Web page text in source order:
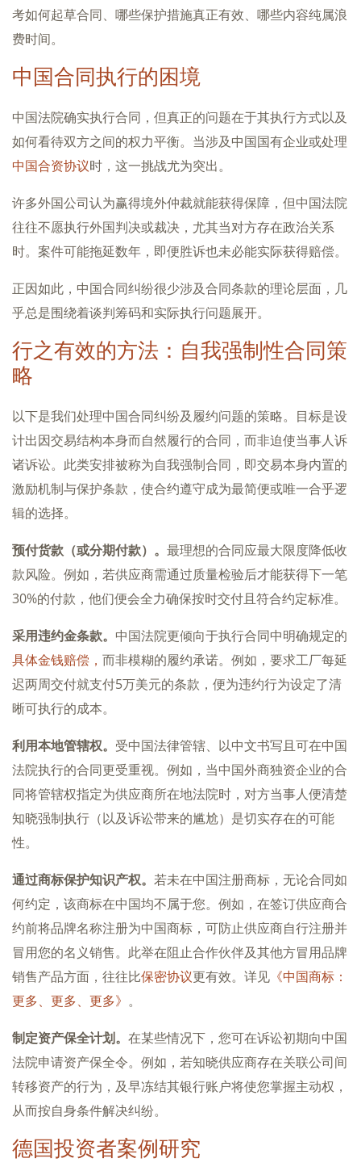
考如何起草合同、哪些保护措施真正有效、哪些内容纯属浪
费时间。
中国合同执行的困境
中国法院确实执行合同，但真正的问题在于其执行方式以及
如何看待双方之间的权力平衡。当涉及中国国有企业或处理
中国合资协议时，这一挑战尤为突出。
许多外国公司认为赢得境外仲裁就能获得保障，但中国法院
往往不愿执行外国判决或裁决，尤其当对方存在政治关系
时。案件可能拖延数年，即便胜诉也未必能实际获得赔偿。
正因如此，中国合同纠纷很少涉及合同条款的理论层面，几
乎总是围绕着谈判筹码和实际执行问题展开。
行之有效的方法：自我强制性合同策
略
以下是我们处理中国合同纠纷及履约问题的策略。目标是设
计出因交易结构本身而自然履行的合同，而非迫使当事人诉
诸诉讼。此类安排被称为自我强制合同，即交易本身内置的
激励机制与保护条款，使合约遵守成为最简便或唯一合乎逻
辑的选择。
预付货款（或分期付款）。 最理想的合同应最大限度降低收
款风险。例如，若供应商需通过质量检验后才能获得下一笔
30%的付款，他们便会全力确保按时交付且符合约定标准。
采用违约金条款。 中国法院更倾向于执行合同中明确规定的
具体金钱赔偿， 而非模糊的履约承诺。例如，要求工厂每延
迟两周交付就支付5万美元的条款，便为违约行为设定了清
晰可执行的成本。
利用本地管辖权。 受中国法律管辖、以中文书写且可在中国
法院执行的合同更受重视。例如，当中国外商独资企业的合
同将管辖权指定为供应商所在地法院时，对方当事人便清楚
知晓强制执行（以及诉讼带来的尴尬）是切实存在的可能
性。
通过商标保护知识产权。 若未在中国注册商标，无论合同如
何约定，该商标在中国均不属于您。例如，在签订供应商合
约前将品牌名称注册为中国商标，可防止供应商自行注册并
冒用您的名义销售。此举在阻止合作伙伴及其他方冒用品牌
销售产品方面，往往比保密协议更有效。详见 《中国商标：
更多、更多、更多》 。
制定资产保全计划。 在某些情况下，您可在诉讼初期向中国
法院申请资产保全令。例如，若知晓供应商存在关联公司间
转移资产的行为，及早冻结其银行账户将使您掌握主动权，
从而按自身条件解决纠纷。
德国投资者案例研究